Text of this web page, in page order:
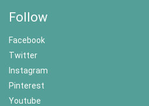
Follow
Facebook
Twitter
Instagram
Pinterest
Youtube